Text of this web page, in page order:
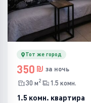
Тот же город
350
за ночь
30 м2 1.5 комн.
1.5 комн. квартира